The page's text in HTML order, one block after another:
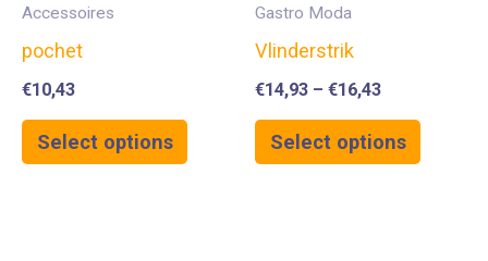
Accessoires
pochet
€10,43
Select options
Gastro Moda
Vlinderstrik
€14,93 – €16,43
Select options